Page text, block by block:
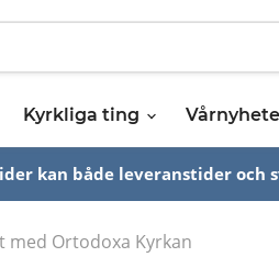
Kyrkliga ting
kan både leveranstider
med Ortodoxa Kyrkan